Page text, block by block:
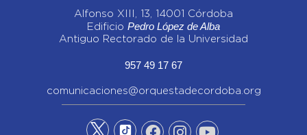
Alfonso XIII, 13, 14001 Córdoba
Edificio Pedro López de Alba
Antiguo Rectorado de la Universidad
957 49 17 67
comunicaciones@orquestadecordoba.org